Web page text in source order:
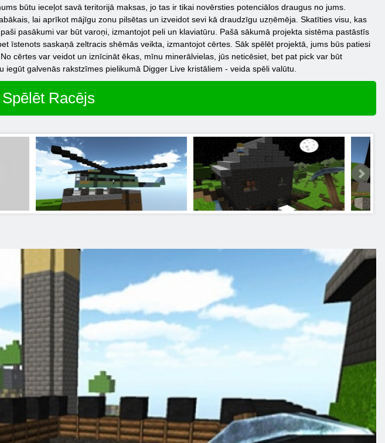
būtu ieceļot savā teritorijā maksas, jo tas ir tikai novērsties potenciālos draugus no jums.
lai aprīkot mājīgu zonu pilsētas un izveidot sevi kā draudzīgu uzņēmēja. Skatīties visu, kas
pasākumi var būt varoņi, izmantojot peli un klaviatūru. Pašā sākumā projekta sistēma pastāstīs
īstenots saskaņā zeltracis shēmās veikta, izmantojot cērtes. Sāk spēlēt projektā, jums būs patiesi
cērtes var veidot un iznīcināt ēkas, mīnu minerālvielas, jūs neticēsiet, bet pat pick var būt
galvenās rakstzīmes pielikumā Digger Live kristāliem - veida spēli valūtu.
Spēlēt Racējs